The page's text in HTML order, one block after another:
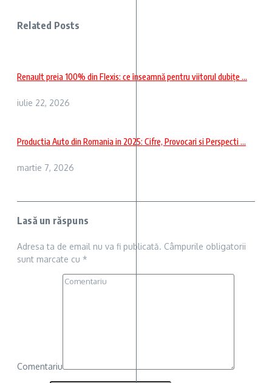
Related Posts
Renault preia 100% din Flexis: ce înseamnă pentru viitorul dubițe ...
iulie 22, 2026
Productia Auto din Romania in 2025: Cifre, Provocari si Perspecti ...
martie 7, 2026
Lasă un răspuns
Adresa ta de email nu va fi publicată. Câmpurile obligatorii
sunt marcate cu *
Comentariu